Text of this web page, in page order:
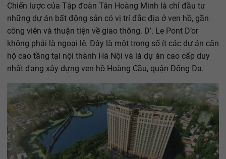
Chiến lược của Tập đoàn Tân Hoàng Minh là chỉ đầu tư
những dự án bất động sản có vị trí đắc địa ở ven hồ, gần
công viên và thuận tiện về giao thông. D’. Le Pont D’or
không phải là ngoại lệ. Đây là một trong số ít các dự án căn
hộ cao tầng tại nội thành Hà Nội và là dự án cao cấp duy
nhất đang xây dựng ven hồ Hoàng Cầu, quận Đống Đa.